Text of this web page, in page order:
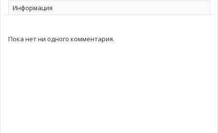
Информация
Пока нет ни одного комментария.